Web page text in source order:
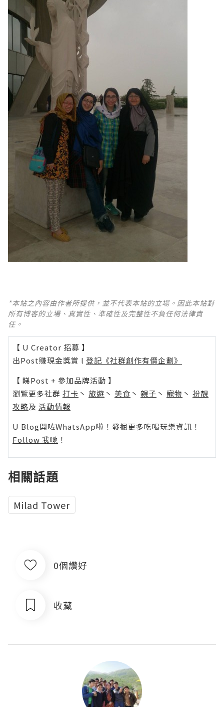
*本站之內容由作者所提供，並不代表本站的立場。因此本站對
所有博客的立場、真實性、準確性及完整性不負任何法律責
任。
【 U Creator 招募 】
出Post賺現金獎賞 l 登記《社群創作有價企劃》
【 睇Post + 參加品牌活動 】
瀏覽更多社群 打卡 丶 旅遊 丶 美食 丶 親子 丶 寵物 丶 扮靚
攻略及 活動情報
U Blog開咗WhatsApp啦！發掘更多吃喝玩樂資訊！
Follow 我哋 ！
相關話題
Milad Tower
0個讚好
收藏